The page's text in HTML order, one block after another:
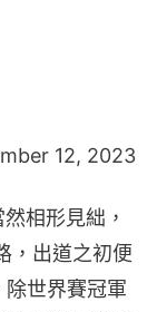
12, 2023
相形見絀，
，出道之初便
世界賽冠軍